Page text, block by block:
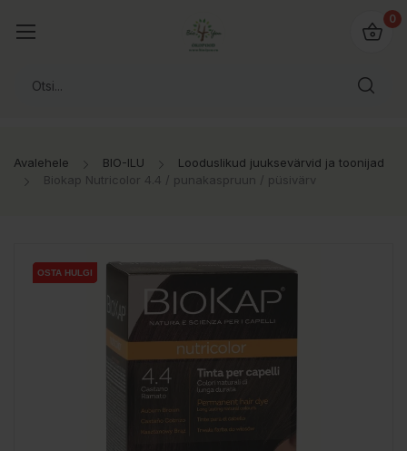
0
Avalehele BIO-ILU
Looduslikud juuksevärvid ja toonijad
Biokap Nutricolor 4.4 / punakaspruun / püsivärv
OSTA HULGI
OSTA HULGI
OSTA HULGI
OSTA HULGI